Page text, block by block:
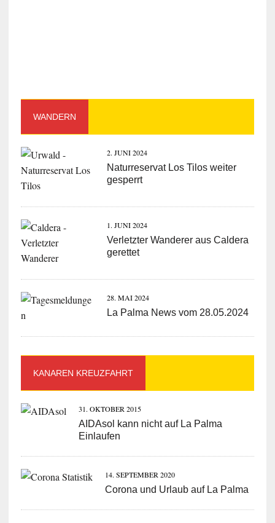
WANDERN
2. JUNI 2024
Naturreservat Los Tilos weiter
gesperrt
1. JUNI 2024
Verletzter Wanderer aus Caldera
gerettet
28. MAI 2024
La Palma News vom 28.05.2024
KANAREN KREUZFAHRT
31. OKTOBER 2015
AIDAsol kann nicht auf La Palma
Einlaufen
14. SEPTEMBER 2020
Corona und Urlaub auf La Palma